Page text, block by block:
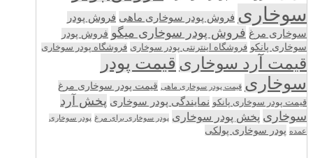
سوخاری فروش پودر سوخاری ماهی فروش پودر
سوخاری مرغ فروش پودر سوخاری میگو فروش پودر
سوخاری پانکو فروشگاه اینترنتی پودر سوخاری فروشگاه پودر سوخاری
قیمت آرد سوخاری قیمت پودر
سوخاری قیمت پودر سوخاری ماهی قیمت پودر سوخاری مرغ
قیمت پودر سوخاری پانکو نمایندگی پودر سوخاری پخش آرد
سوخاری پخش پودر سوخاری پودر سوخاری برای مرغ پودر سوخاری
عمده پودر سوخاری پولکی